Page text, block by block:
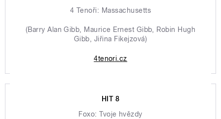
4 Tenoři: Massachusetts
(Barry Alan Gibb, Maurice Ernest Gibb, Robin Hugh
Gibb, Jiřina Fikejzová)
4tenori.cz
HIT 8
Foxo: Tvoje hvězdy